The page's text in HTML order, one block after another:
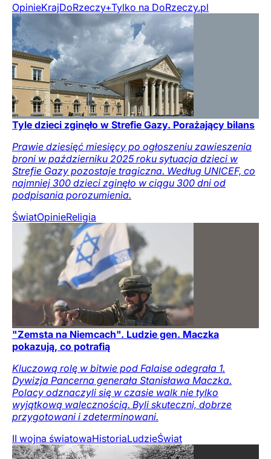
OpinieKrajDoRzeczy+Tylko na DoRzeczy.pl
Tyle dzieci zginęło w Strefie Gazy. Porażający bilans
Prawie dziesięć miesięcy po ogłoszeniu zawieszenia
broni w październiku 2025 roku sytuacja dzieci w
Strefie Gazy pozostaje tragiczna. Według UNICEF, co
najmniej 300 dzieci zginęło w ciągu 300 dni od
podpisania porozumienia.
ŚwiatOpinieReligia
"Zemsta na Niemcach". Ludzie gen. Maczka
pokazują, co potrafią
Kluczową rolę w bitwie pod Falaise odegrała 1.
Dywizja Pancerna generała Stanisława Maczka.
Polacy odznaczyli się w czasie walk nie tylko
wyjątkową walecznością. Byli skuteczni, dobrze
przygotowani i zdeterminowani.
II wojna światowaHistoriaLudzieŚwiat